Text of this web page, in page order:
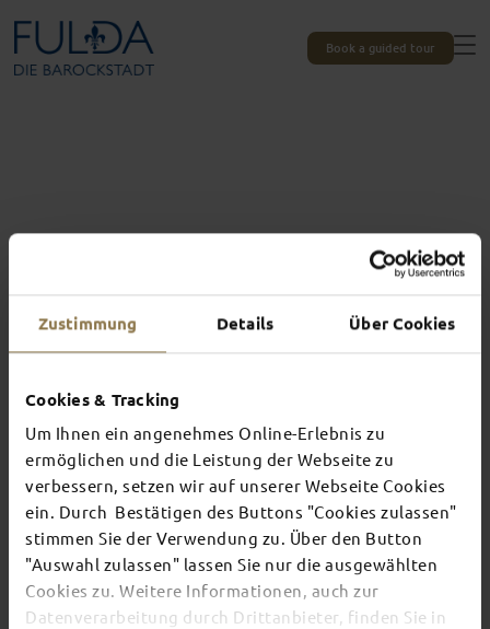
Zustimmung Details Über Cookies
Cookies & Tracking
Um Ihnen ein angenehmes Online-Erlebnis zu
ermöglichen und die Leistung der Webseite zu
verbessern, setzen wir auf unserer Webseite Cookies
ein. Durch Bestätigen des Buttons "Cookies zulassen"
stimmen Sie der Verwendung zu. Über den Button
"Auswahl zulassen" lassen Sie nur die ausgewählten
Cookies zu. Weitere Informationen, auch zur
Datenverarbeitung durch Drittanbieter, finden Sie in
Book a guided tour
Experiences unique to Fulda
TOP EVENTS
There's always something going on in Fulda:
whether it's a concert, a musical, a fun-filled
guided tour or a theatre performance – this is the